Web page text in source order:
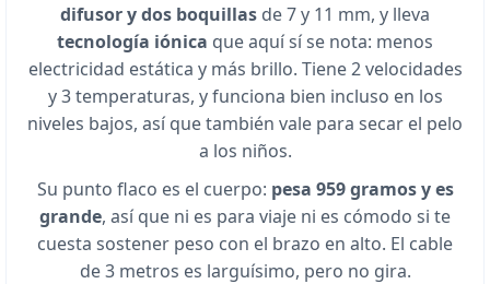
difusor y dos boquillas de 7 y 11 mm, y lleva
tecnología iónica que aquí sí se nota: menos
electricidad estática y más brillo. Tiene 2 velocidades
y 3 temperaturas, y funciona bien incluso en los
niveles bajos, así que también vale para secar el pelo
a los niños.
Su punto flaco es el cuerpo: pesa 959 gramos y es
grande, así que ni es para viaje ni es cómodo si te
cuesta sostener peso con el brazo en alto. El cable
de 3 metros es larguísimo, pero no gira.